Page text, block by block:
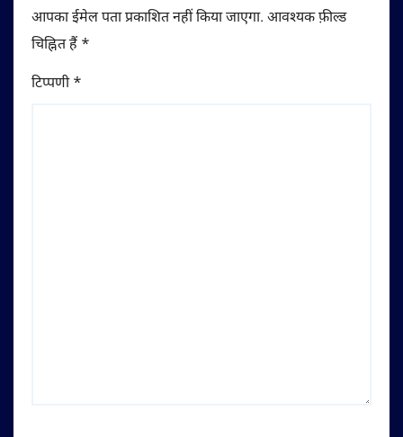
आपका ईमेल पता प्रकाशित नहीं किया जाएगा. आवश्यक फ़ील्ड
चिह्नित हैं *
टिप्पणी*